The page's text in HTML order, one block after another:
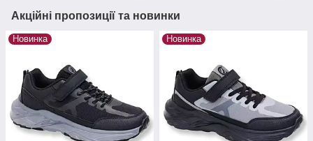
Акційні пропозиції та новинки
Новинка Новинка